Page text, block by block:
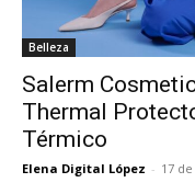
Belleza
Salerm
Thermal
Térmico
Elena Digital López - 17